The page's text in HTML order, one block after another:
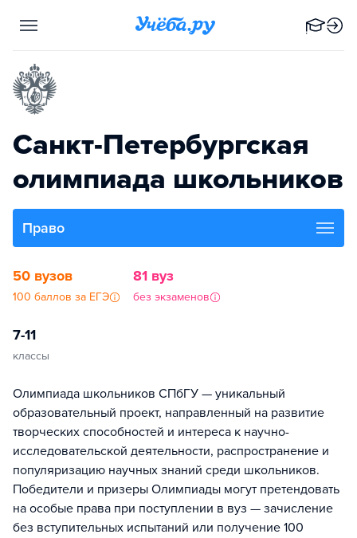
Санкт-Петербургская
олимпиада школьников
Право
50 вузов
100 баллов за ЕГЭ
81 вуз
без экзаменов
7-11
классы
Олимпиада школьников СПбГУ — уникальный
образовательный проект, направленный на развитие
творческих способностей и интереса к научно-
исследовательской деятельности, распространение и
популяризацию научных знаний среди школьников.
Победители и призеры Олимпиады могут претендовать
на особые права при поступлении в вуз — зачисление
без вступительных испытаний или получение 100